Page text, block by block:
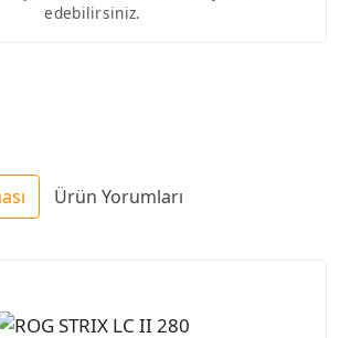
edebilirsiniz.
Ürün Yorumları